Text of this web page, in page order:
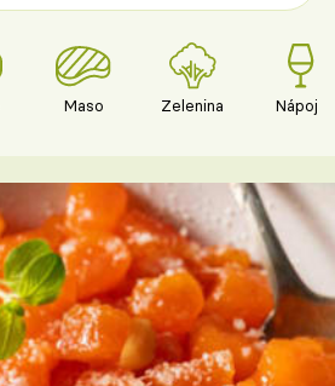
Maso Zelenina Nápoje